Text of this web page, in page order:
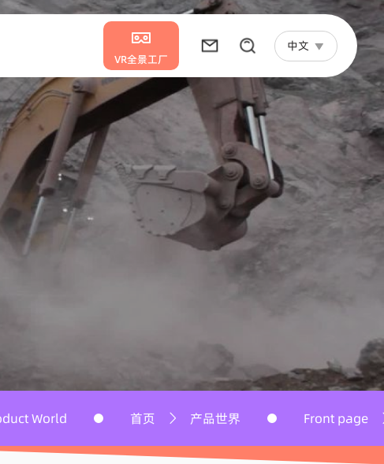
探索产品中心
VR全景工厂
中文
首页 产品世界 Front page Product